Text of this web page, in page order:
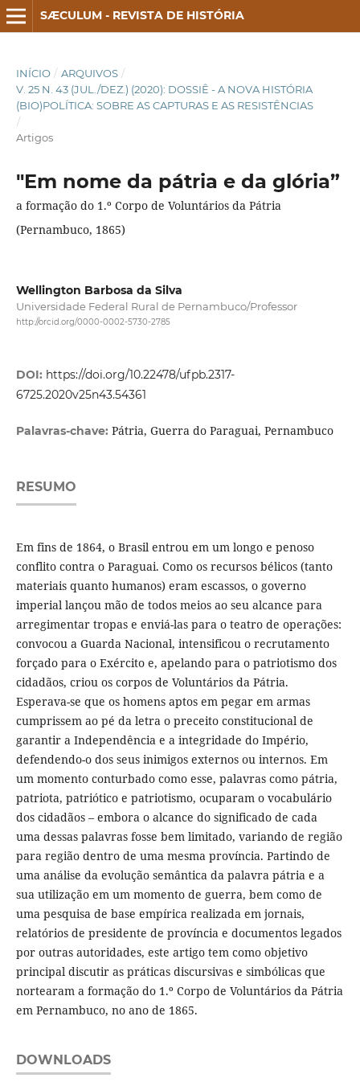
SÆCULUM - REVISTA DE HISTÓRIA
INÍCIO / ARQUIVOS /
V. 25 N. 43 (JUL./DEZ.) (2020): DOSSIÊ - A NOVA HISTÓRIA
(BIO)POLÍTICA: SOBRE AS CAPTURAS E AS RESISTÊNCIAS
/
Artigos
"Em nome da pátria e da glória”
a formação do 1.º Corpo de Voluntários da Pátria
(Pernambuco, 1865)
Wellington Barbosa da Silva
Universidade Federal Rural de Pernambuco/Professor
http://orcid.org/0000-0002-5730-2785
DOI: https://doi.org/10.22478/ufpb.2317-
6725.2020v25n43.54361
Palavras-chave: Pátria, Guerra do Paraguai, Pernambuco
RESUMO
Em fins de 1864, o Brasil entrou em um longo e penoso
conflito contra o Paraguai. Como os recursos bélicos (tanto
materiais quanto humanos) eram escassos, o governo
imperial lançou mão de todos meios ao seu alcance para
arregimentar tropas e enviá-las para o teatro de operações:
convocou a Guarda Nacional, intensificou o recrutamento
forçado para o Exército e, apelando para o patriotismo dos
cidadãos, criou os corpos de Voluntários da Pátria.
Esperava-se que os homens aptos em pegar em armas
cumprissem ao pé da letra o preceito constitucional de
garantir a Independência e a integridade do Império,
defendendo-o dos seus inimigos externos ou internos. Em
um momento conturbado como esse, palavras como pátria,
patriota, patriótico e patriotismo, ocuparam o vocabulário
dos cidadãos – embora o alcance do significado de cada
uma dessas palavras fosse bem limitado, variando de região
para região dentro de uma mesma província. Partindo de
uma análise da evolução semântica da palavra pátria e a
sua utilização em um momento de guerra, bem como de
uma pesquisa de base empírica realizada em jornais,
relatórios de presidente de província e documentos legados
por outras autoridades, este artigo tem como objetivo
principal discutir as práticas discursivas e simbólicas que
nortearam a formação do 1.º Corpo de Voluntários da Pátria
em Pernambuco, no ano de 1865.
DOWNLOADS